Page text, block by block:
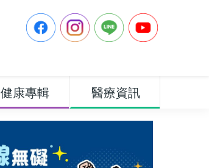
健康專輯 醫療資訊